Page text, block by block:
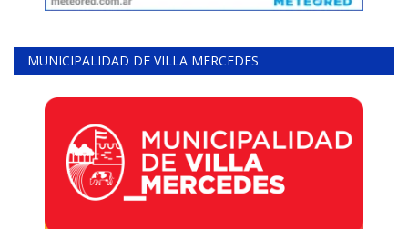
MUNICIPALIDAD DE VILLA MERCEDES